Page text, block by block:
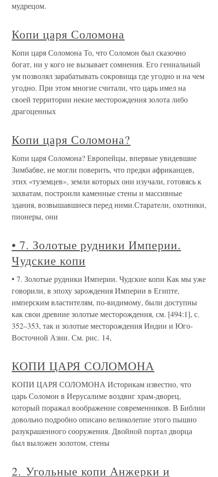
мудрецом.
Копи царя Соломона
Копи царя Соломона То, что Соломон был сказочно
богат, ни у кого не вызывает сомнения. Его гениальный
ум позволял зарабатывать сокровища где угодно и на чем
угодно. При этом многие считали, что царь имел на
своей территории некие месторождения золота либо
драгоценных
Копи царя Соломона?
Копи царя Соломона? Европейцы, впервые увидевшие
Зимбабве, не могли поверить, что предки африканцев,
этих «туземцев», земли которых они изучали, готовясь к
захватам, построили каменные стены и массивные
здания, возвышавшиеся перед ними.Старатели, охотники,
пионеры, они
• 7. Золотые рудники Империи.
Чудские копи
• 7. Золотые рудники Империи. Чудские копи Как мы уже
говорили, в эпоху зарождения Империи в Египте,
имперским властителям, по-видимому, были доступны
как свои древние золотые месторождения, см. [494:1], с.
352–353, так и золотые месторождения Индии и Юго-
Восточной Азии. См. рис. 14,
КОПИ ЦАРЯ СОЛОМОНА
КОПИ ЦАРЯ СОЛОМОНА Историкам известно, что
царь Соломон в Иерусалиме воздвиг храм-дворец,
который поражал воображение современников. В Библии
довольно подробно описано великолепие этого пышно
разукрашенного сооружения. Двойной портал дворца
был выложен золотом, стены
2. Угольные копи Анжерки и